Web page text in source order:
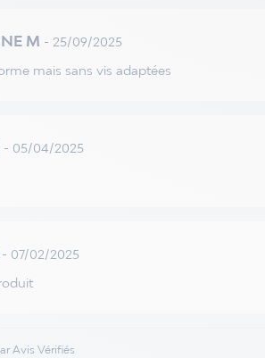
M - 25/09/2025
mais sans vis adaptées
- 05/04/2025
- 07/02/2025
Avis Vérifiés